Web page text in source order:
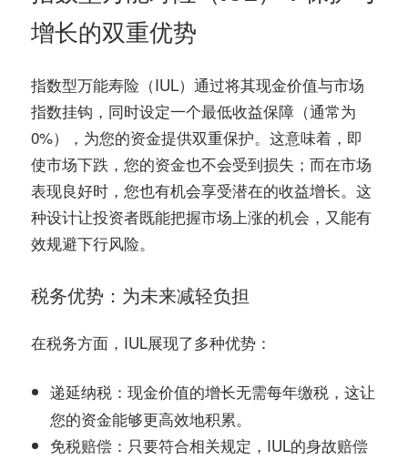
增长的双重优势
指数型万能寿险（IUL）通过将其现金价值与市场
指数挂钩，同时设定一个最低收益保障（通常为
0%），为您的资金提供双重保护。这意味着，即
使市场下跌，您的资金也不会受到损失；而在市场
表现良好时，您也有机会享受潜在的收益增长。这
种设计让投资者既能把握市场上涨的机会，又能有
效规避下行风险。
税务优势：为未来减轻负担
在税务方面，IUL展现了多种优势：
递延纳税 ：现金价值的增长无需每年缴税，这让
您的资金能够更高效地积累。
免税赔偿 ：只要符合相关规定，IUL的身故赔偿